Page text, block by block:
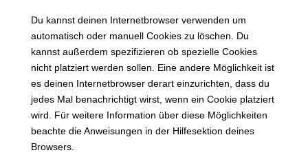
Du kannst deinen Internetbrowser verwenden um
automatisch oder manuell Cookies zu löschen. Du
kannst außerdem spezifizieren ob spezielle Cookies
nicht platziert werden sollen. Eine andere Möglichkeit ist
es deinen Internetbrowser derart einzurichten, dass du
jedes Mal benachrichtigt wirst, wenn ein Cookie platziert
wird. Für weitere Information über diese Möglichkeiten
beachte die Anweisungen in der Hilfesektion deines
Browsers.